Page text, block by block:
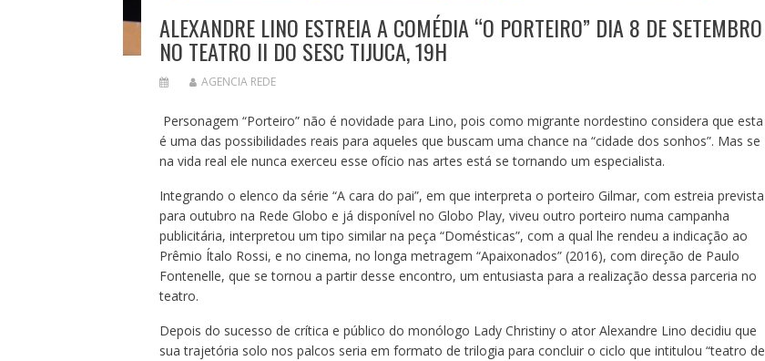
ALEXANDRE LINO ESTREIA A COMÉDIA “O PORTEIRO” DIA 8 DE SETEMBRO
NO TEATRO II DO SESC TIJUCA, 19H
AGENCIA REDE
Personagem “Porteiro” não é novidade para Lino, pois como migrante nordestino considera que esta
é uma das possibilidades reais para aqueles que buscam uma chance na “cidade dos sonhos”. Mas se
na vida real ele nunca exerceu esse ofício nas artes está se tornando um especialista.
Integrando o elenco da série “A cara do pai”, em que interpreta o porteiro Gilmar, com estreia prevista
para outubro na Rede Globo e já disponível no Globo Play, viveu outro porteiro numa campanha
publicitária, interpretou um tipo similar na peça “Domésticas”, com a qual lhe rendeu a indicação ao
Prêmio Ítalo Rossi, e no cinema, no longa metragem “Apaixonados” (2016), com direção de Paulo
Fontenelle, que se tornou a partir desse encontro, um entusiasta para a realização dessa parceria no
teatro.
Depois do sucesso de crítica e público do monólogo Lady Christiny o ator Alexandre Lino decidiu que
sua trajetória solo nos palcos seria em formato de trilogia para concluir o ciclo que intitulou “teatro de